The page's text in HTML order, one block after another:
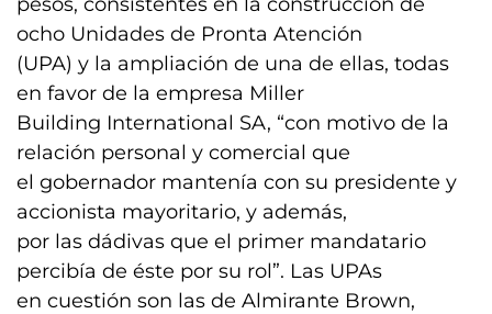
ocho Unidades de Pronta Atención
(UPA) y la ampliación de una de ellas, todas
en favor de la empresa Miller
Building International SA, “con motivo de la
relación personal y comercial que
el gobernador mantenía con su presidente y
accionista mayoritario, y además,
por las dádivas que el primer mandatario
percibía de éste por su rol”. Las UPAs
en cuestión son las de Almirante Brown,